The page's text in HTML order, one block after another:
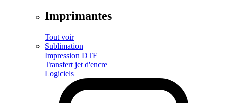
Imprimantes
Tout voir
Sublimation
Impression DTF
Transfert jet d'encre
Logiciels